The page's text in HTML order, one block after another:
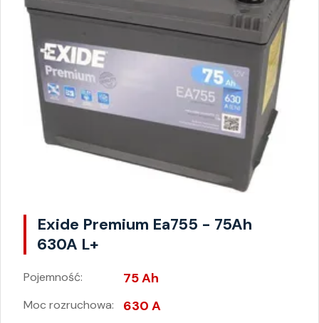
Exide Premium Ea755 - 75Ah
630A L+
Pojemność: 75 Ah
Moc rozruchowa: 630 A